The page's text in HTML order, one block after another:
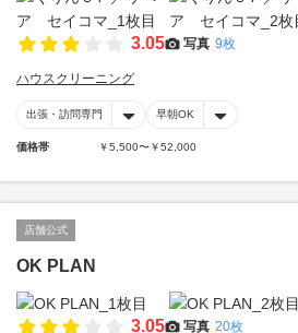
3.05 写真 9枚
ハウスクリーニング
出張・訪問専門 早朝OK
価格帯 ￥5,500〜￥52,000
店舗公式
OK PLAN
3.05 写真 20枚